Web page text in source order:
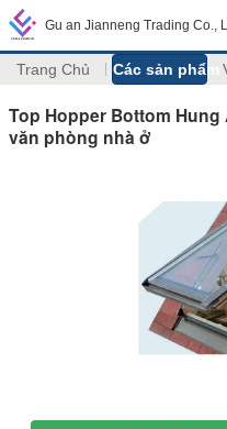
Gu an Jianneng Trading Co.,
Trang Chủ Các sản phẩm
Top Hopper Bottom
văn phòng nhà ở